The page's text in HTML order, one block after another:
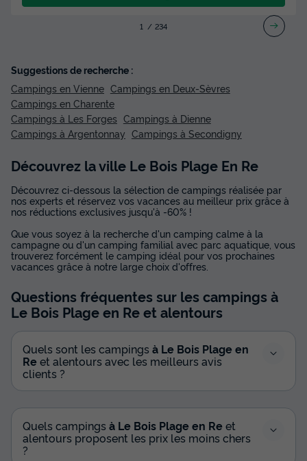
1 234
Suggestions de recherche :
Campings en Vienne Campings en Deux-Sèvres
Campings en Charente
Campings à Les Forges Campings à Dienne
Campings à Argentonnay Campings à Secondigny
Découvrez la ville Le Bois Plage En Re
Découvrez ci-dessous la sélection de campings réalisée par
nos experts et réservez vos vacances au meilleur prix grâce à
nos réductions exclusives jusqu'à -60% !
Que vous soyez à la recherche d'un camping calme à la
campagne ou d'un camping familial avec parc aquatique, vous
trouverez forcément le camping idéal pour vos prochaines
vacances grâce à notre large choix d'offres.
Questions fréquentes sur les campings à
Le Bois Plage en Reet alentours
Quels sont les campings à Le Bois Plage en
Re et alentours avec les meilleurs avis
clients ?
Quels campings à Le Bois Plage en Re et
alentours proposent les prix les moins chers
?